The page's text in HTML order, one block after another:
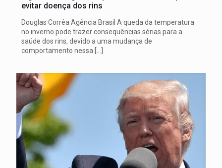
evitar doença dos rins
Douglas Corrêa Agência Brasil A queda da temperatura
no inverno pode trazer consequências sérias para a
saúde dos rins, devido a uma mudança de
comportamento nessa